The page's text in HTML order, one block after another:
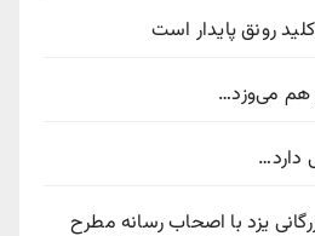
رونق پایدار است
هم می‌وزد…
دارد…
یزد با اصحاب رسانه مطرح